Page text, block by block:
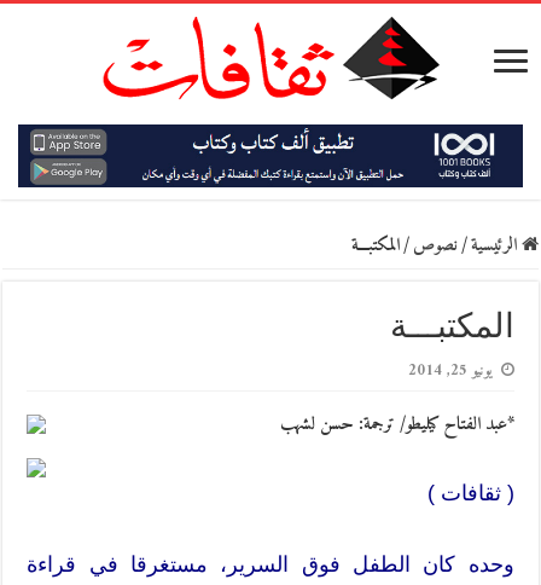
الرئيسية/نصوص/المكتبـــة
المكتبـــة
يونيو 25, 2014
*عبد الفتاح كيليطو/ ترجمة: حسن لشهب
( ثقافات )
وحده كان الطفل فوق السرير، مستغرقا في قراءة